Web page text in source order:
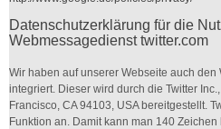
Datenschutzerklärung für die
Webmessagedienst twitter.com
Wir haben auf unserer Webseite auch den
integriert. Dieser wird durch die Twitter
Francisco, CA 94103, USA bereitgestellt.
Funktion an. Damit kann man 140